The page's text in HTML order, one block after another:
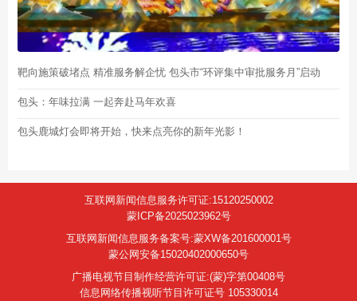
靶向施策破堵点 精准服务解企忧 包头市“环评集中审批服务月”启动
包头：年味拉满 一起奔赴马年欢喜
包头鹿城灯会即将开始，快来点亮你的新年光影！
互联网新闻信息服务许可证:15120250002
蒙ICP备2025023962号
互联网新闻信息服务备案号:蒙XW备201600001号
蒙公网安备15020402000650号
广播电视节目制作经营许可证:(蒙)字第00408号
信息网络传播视听节目许可证号 105330014